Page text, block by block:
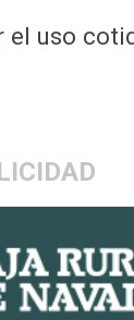
el uso